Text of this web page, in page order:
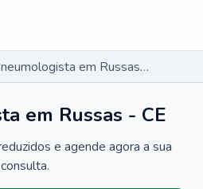
Pneumologista em Russas - CE
em Russas - CE
e agende agora a sua
consulta.